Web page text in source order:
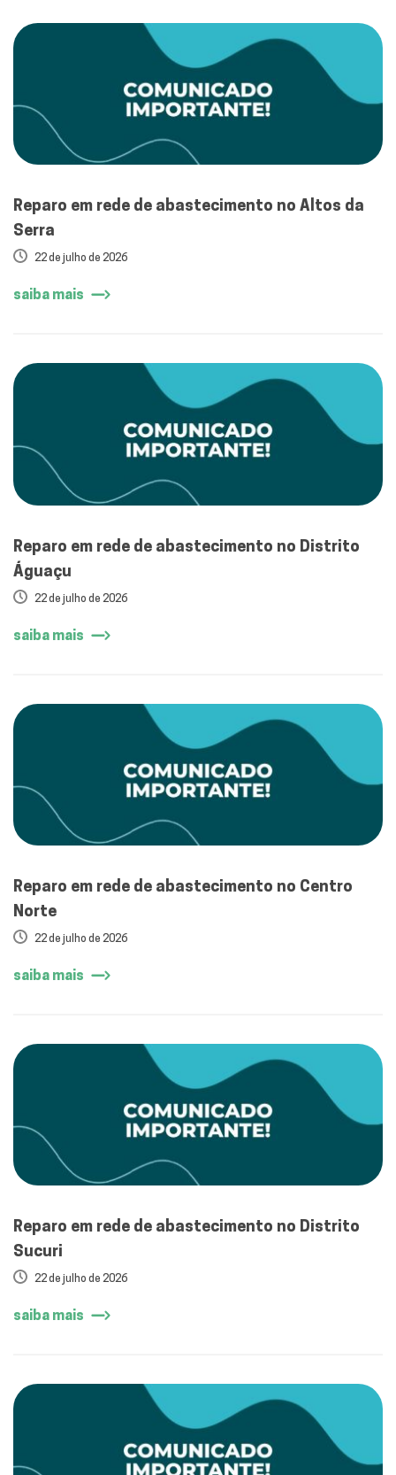
Reparo em rede de abastecimento no Altos da
Serra
22 de julho de 2026
saiba mais
Reparo em rede de abastecimento no Distrito
Águaçu
22 de julho de 2026
saiba mais
Reparo em rede de abastecimento no Centro
Norte
22 de julho de 2026
saiba mais
Reparo em rede de abastecimento no Distrito
Sucuri
22 de julho de 2026
saiba mais